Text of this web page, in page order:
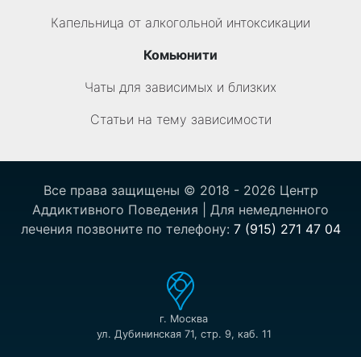
Капельница от алкогольной интоксикации
Комьюнити
Чаты для зависимых и близких
Статьи на тему зависимости
Все права защищены © 2018 - 2026 Центр
Аддиктивного Поведения | Для немедленного
лечения позвоните по телефону: 7 (915) 271 47 04
г. Москва
ул. Дубининская 71, стр. 9, каб. 11